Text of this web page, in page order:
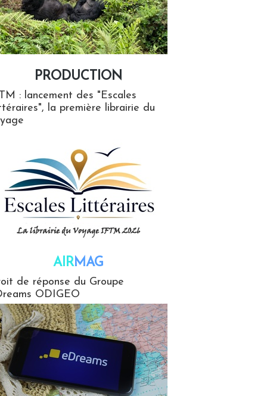
PRODUCTION
: lancement des "Escales
la première librairie du
AIRMAG
de réponse du Groupe
ODIGEO